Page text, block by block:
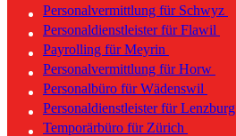
Personalvermittlung für Schwyz
Personaldienstleister für Flawil
Payrolling für Meyrin
Personalvermittlung für Horw
Personalbüro für Wädenswil
Personaldienstleister für Lenzburg
Temporärbüro für Zürich